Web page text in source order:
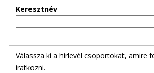
Keresztnév
Válassza ki a hírlevél csoportokat, amire
iratkozni.